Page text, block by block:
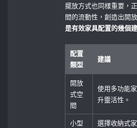
擺放方式也同樣重要，
間的流動性，創造出開
是有效家具配置的幾個建
配置
類型
建議
開放
式空
間
使用多功能
升靈活性。
小型
選擇收納式